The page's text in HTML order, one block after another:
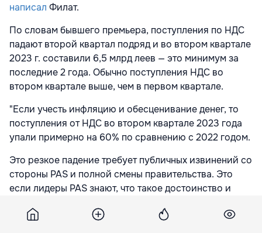
написал Филат.
По словам бывшего премьера, поступления по НДС
падают второй квартал подряд и во втором квартале
2023 г. составили 6,5 млрд леев — это минимум за
последние 2 года. Обычно поступления НДС во
втором квартале выше, чем в первом квартале.
"Если учесть инфляцию и обесценивание денег, то
поступления от НДС во втором квартале 2023 года
упали примерно на 60% по сравнению с 2022 годом.
Это резкое падение требует публичных извинений со
стороны PAS и полной смены правительства. Это
если лидеры PAS знают, что такое достоинство и